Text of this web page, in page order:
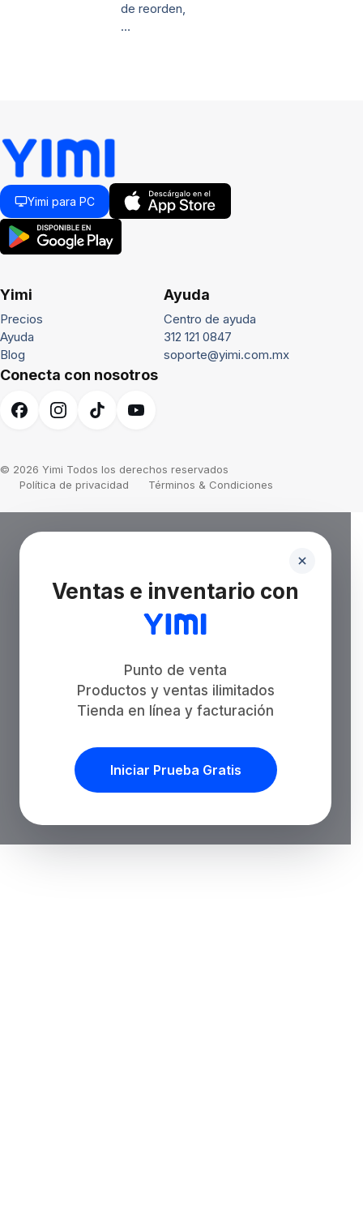
de reorden,
…
Yimi para PC
Yimi
Precios
Ayuda
Blog
Ayuda
Centro de ayuda
312 121 0847
soporte@yimi.com.mx
Conecta con nosotros
© 2026 Yimi Todos los derechos reservados
Política de privacidad
Términos & Condiciones
Ventas e inventario con
Punto de venta
Productos y ventas ilimitados
Tienda en línea y facturación
Iniciar Prueba Gratis